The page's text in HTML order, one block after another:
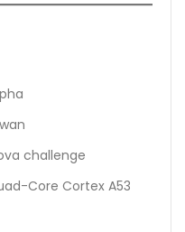
challenge
Core Cortex A53